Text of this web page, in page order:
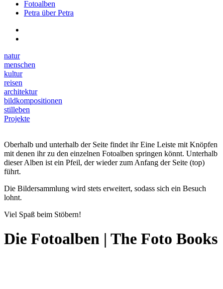
Fotoalben
Petra über Petra
natur
menschen
kultur
reisen
architektur
bildkompositionen
stilleben
Projekte
Oberhalb und unterhalb der Seite findet ihr Eine Leiste mit Knöpfen
mit denen ihr zu den einzelnen Fotoalben springen könnt. Unterhalb
dieser Alben ist ein Pfeil, der wieder zum Anfang der Seite (top)
führt.
Die Bildersammlung wird stets erweitert, sodass sich ein Besuch
lohnt.
Viel Spaß beim Stöbern!
Die Fotoalben | The Foto Books